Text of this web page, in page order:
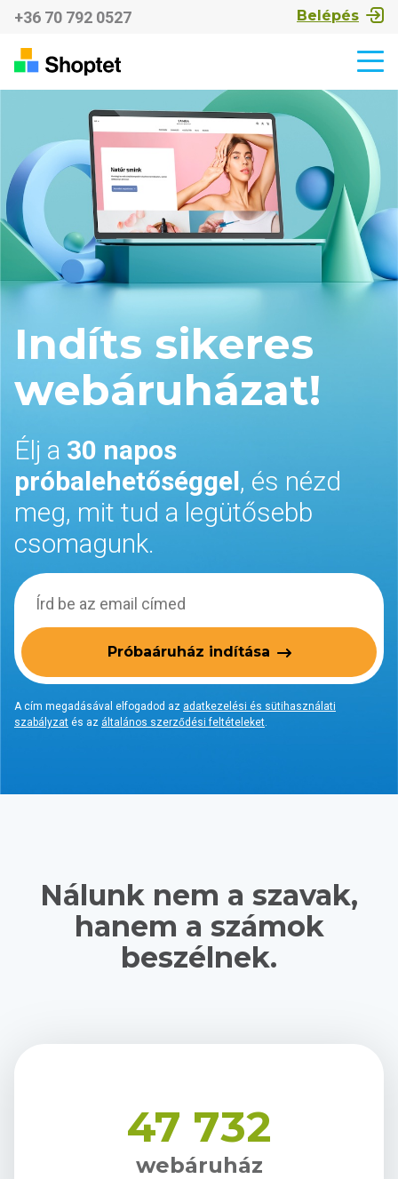
+36 70 792 0527 Belépés
Indíts sikeres
webáruházat!
Élj a 30 napos
próbalehetőséggel, és nézd
meg, mit tud a legütősebb
csomagunk.
Próbaáruház indítása
A cím megadásával elfogadod az adatkezelési és sütihasználati
szabályzat és az általános szerződési feltételeket.
Nálunk nem a szavak,
hanem a számok
beszélnek.
47 732
webáruház